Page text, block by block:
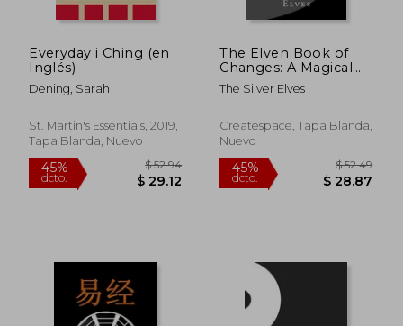
$ 30.38 $
Everyday i Ching (en
Inglés)
Dening, Sarah
St. Martin's Essentials, 2019,
Tapa Blanda, Nuevo
The Elven Book of
Changes: A Magical
Interpretation of the
I Ching
The Silver Elves
Createspace, Tapa Blanda,
Nuevo